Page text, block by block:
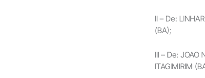
II – De:
(BA);
III – De: JOAO
ITAGIMIRIM